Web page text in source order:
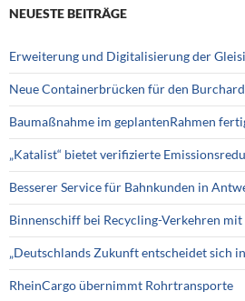
NEUESTE BEITRÄGE
Erweiterung und Digitalisierung der
Neue Containerbrücken für den
Baumaßnahme im geplantenRahmen
„Katalist“ bietet verifizierte
Besserer Service für Bahnkunden in
Binnenschiff bei Recycling-Verkehren mit
„Deutschlands Zukunft entscheidet sich in
RheinCargo übernimmt Rohrtransporte